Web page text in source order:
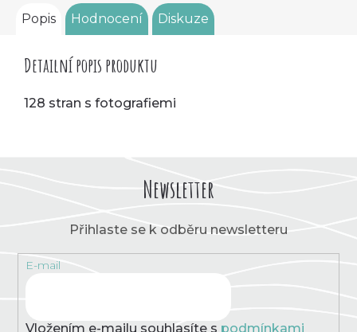
Popis Hodnocení Diskuze
Detailní popis produktu
128 stran s fotografiemi
Newsletter
Přihlaste se k odběru newsletteru
E-mail
Vložením e-mailu souhlasíte s podmínkami